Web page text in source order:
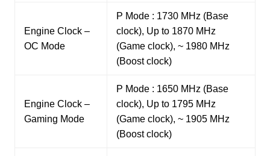
Engine Clock –
OC Mode
P Mode : 1730 MHz (Base
clock), Up to 1870 MHz
(Game clock), ~ 1980 MHz
(Boost clock)
Engine Clock –
Gaming Mode
P Mode : 1650 MHz (Base
clock), Up to 1795 MHz
(Game clock), ~ 1905 MHz
(Boost clock)